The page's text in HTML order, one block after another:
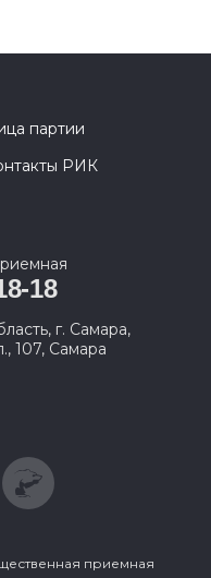
партии
РИК
18
г. Самара,
107, Самара
приемная